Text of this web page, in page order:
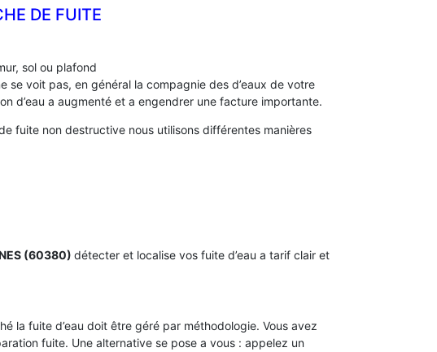
DE FUITE
sol ou plafond
se voit pas, en général la compagnie des d’eaux de votre
d’eau a augmenté et a engendrer une facture importante.
fuite non destructive nous utilisons différentes manières
(60380) détecter et localise vos fuite d’eau a tarif clair et
la fuite d’eau doit être géré par méthodologie. Vous avez
fuite. Une alternative se pose a vous : appelez un